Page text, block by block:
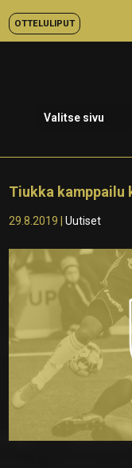
OTTELULIPUT
Valitse sivu
Tiukka kamppailu
29.8.2019 |Uutiset